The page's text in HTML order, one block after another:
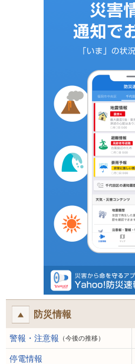
防災情報
警報・注意報 （今後の推移）
停電情報